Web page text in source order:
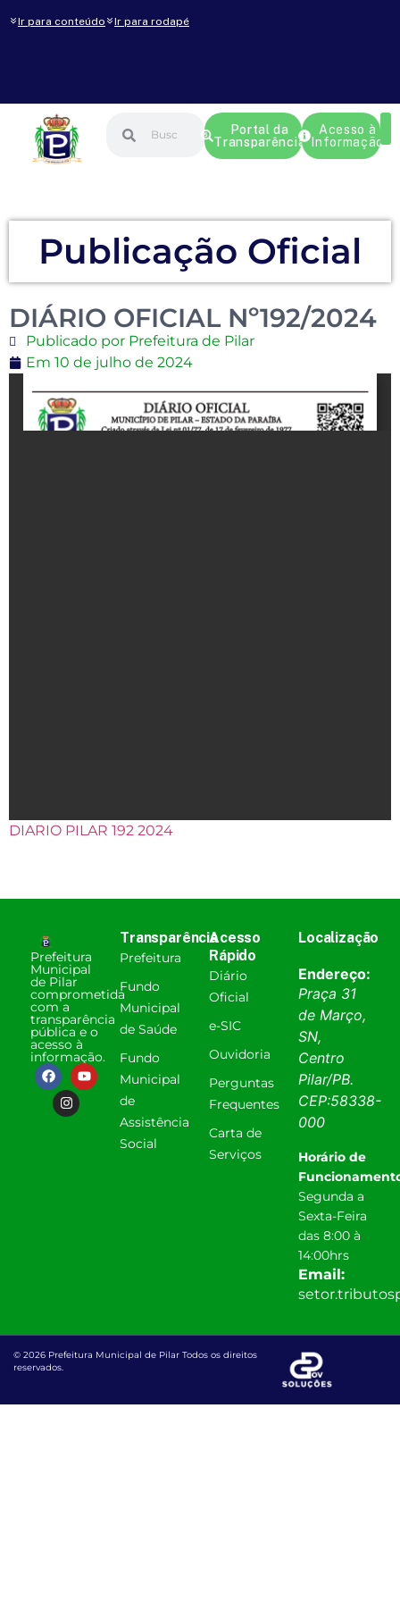
Ir para conteúdo Ir para rodapé
Portal da
Transparência
Acesso à
Informação
Publicação Oficial
DIÁRIO OFICIAL Nº192/2024
Publicado por Prefeitura de Pilar
Em 10 de julho de 2024
DIARIO PILAR 192 2024
Prefeitura
Municipal
de Pilar
comprometida
com a
transparência
pública e o
acesso à
informação.
Transparência
Prefeitura
Fundo
Municipal
de Saúde
Fundo
Municipal
de
Assistência
Social
Acesso
Rápido
Diário
Oficial
e-SIC
Ouvidoria
Perguntas
Frequentes
Carta de
Serviços
Localização
Endereço:
Praça 31
de Março,
SN,
Centro
Pilar/PB.
CEP:58338-
000
Horário de
Segunda a
Sexta-Feira
das 8:00 à
14:00hrs
Email:
© 2026 Prefeitura Municipal de Pilar Todos os direitos
reservados.